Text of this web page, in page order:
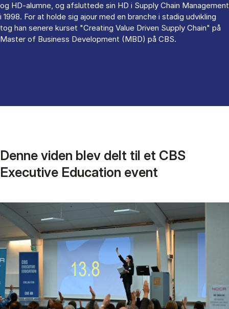
og HD-alumne, og afsluttede sin HD i Supply Chain Management
i 1998. For at holde sig ajour med en branche i stadig udvikling
tog han senere kurset "Creating Value Driven Supply Chain" på
Master of Business Development (MBD) på CBS.
Denne viden blev delt til et CBS
Executive Education event